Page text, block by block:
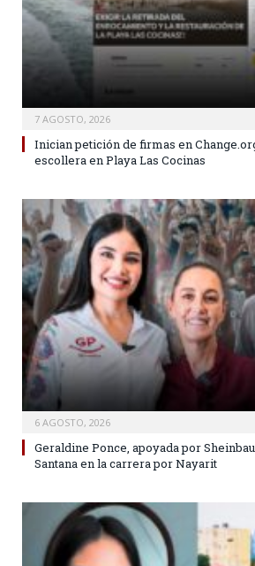
7 AGOSTO, 2026
Inician petición de firmas en
escollera en Playa Las Cocinas
6 AGOSTO, 2026
Geraldine Ponce, apoyada por
Santana en la carrera por Nayarit